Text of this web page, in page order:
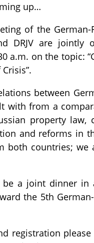
up…
of the
DRJV are
a.m. on the topic:
between
with from a
property law,
and reforms in
both countries; we
a joint dinner in
the 5th German-
registration